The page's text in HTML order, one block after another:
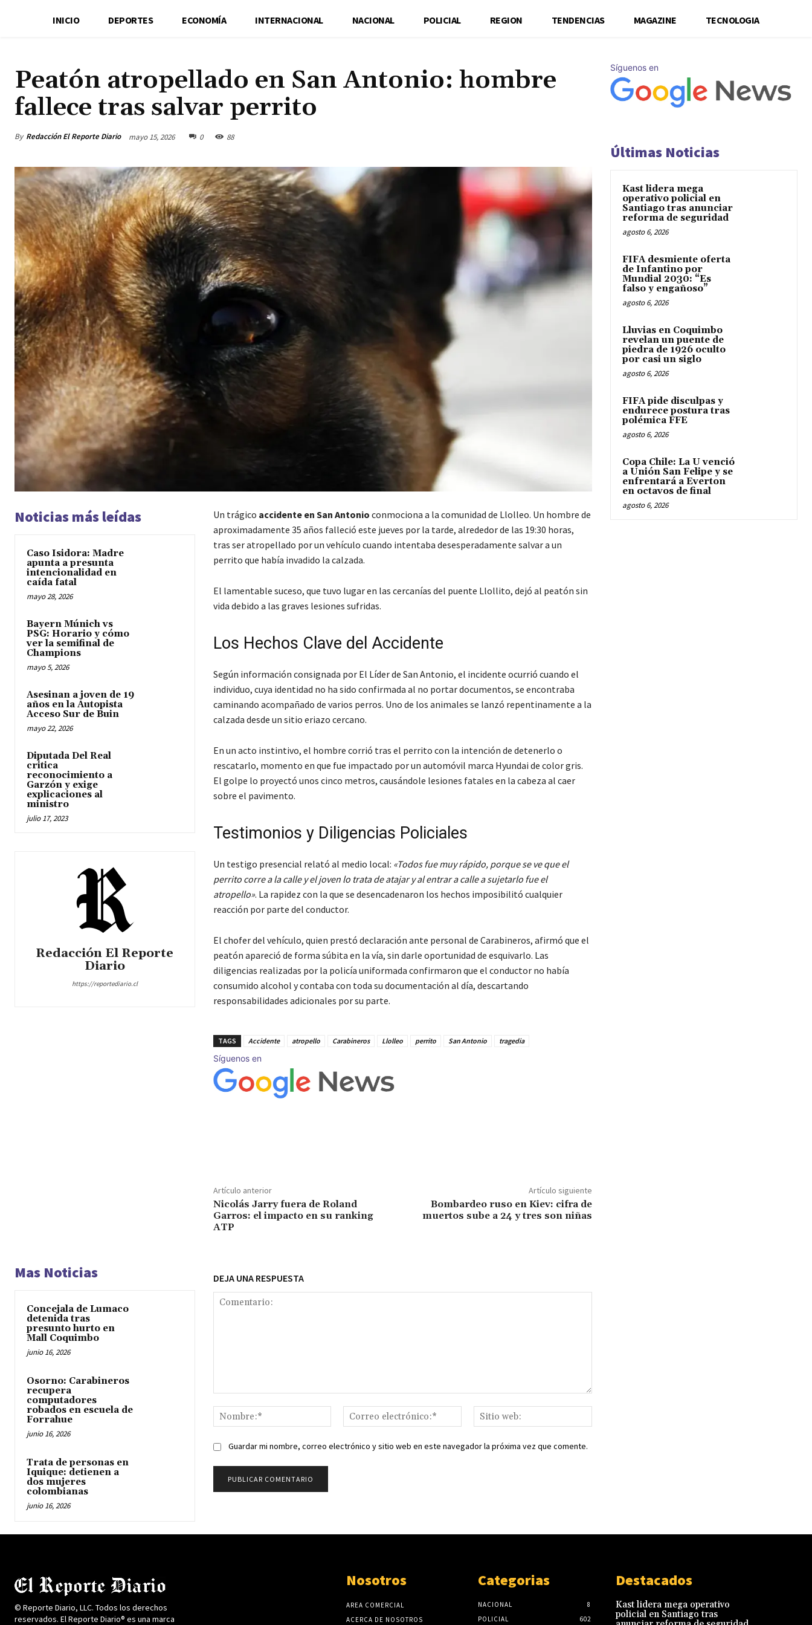
INICIO DEPORTES ECONOMÍA INTERNACIONAL NACIONAL POLICIAL REGION TENDENCIAS MAGAZINE TECNOLOGIA
Peatón atropellado en San Antonio: hombre
fallece tras salvar perrito
By Redacción El Reporte Diario mayo 15, 2026 0 88
Noticias más leídas
Caso Isidora: Madre
apunta a presunta
intencionalidad en
caída fatal
mayo 28, 2026
Bayern Múnich vs
PSG: Horario y cómo
ver la semifinal de
Champions
mayo 5, 2026
Asesinan a joven de 19
años en la Autopista
Acceso Sur de Buin
mayo 22, 2026
Diputada Del Real
critica
reconocimiento a
Garzón y exige
explicaciones al
ministro
julio 17, 2023
Redacción El Reporte
Diario
https://reportediario.cl
Un trágico accidente en San Antonio conmociona a la comunidad de Llolleo. Un hombre de
aproximadamente 35 años falleció este jueves por la tarde, alrededor de las 19:30 horas,
tras ser atropellado por un vehículo cuando intentaba desesperadamente salvar a un
perrito que había invadido la calzada.
El lamentable suceso, que tuvo lugar en las cercanías del puente Llollito, dejó al peatón sin
vida debido a las graves lesiones sufridas.
Los Hechos Clave del Accidente
Según información consignada por El Líder de San Antonio, el incidente ocurrió cuando el
individuo, cuya identidad no ha sido confirmada al no portar documentos, se encontraba
caminando acompañado de varios perros. Uno de los animales se lanzó repentinamente a la
calzada desde un sitio eriazo cercano.
En un acto instintivo, el hombre corrió tras el perrito con la intención de detenerlo o
rescatarlo, momento en que fue impactado por un automóvil marca Hyundai de color gris.
El golpe lo proyectó unos cinco metros, causándole lesiones fatales en la cabeza al caer
sobre el pavimento.
Testimonios y Diligencias Policiales
Un testigo presencial relató al medio local: «Todos fue muy rápido, porque se ve que el
perrito corre a la calle y el joven lo trata de atajar y al entrar a calle a sujetarlo fue el
atropello». La rapidez con la que se desencadenaron los hechos imposibilitó cualquier
reacción por parte del conductor.
El chofer del vehículo, quien prestó declaración ante personal de Carabineros, afirmó que el
peatón apareció de forma súbita en la vía, sin darle oportunidad de esquivarlo. Las
diligencias realizadas por la policía uniformada confirmaron que el conductor no había
consumido alcohol y contaba con toda su documentación al día, descartando
responsabilidades adicionales por su parte.
TAGS Accidente atropello Carabineros Llolleo perrito San Antonio tragedia
Síguenos en
Artículo anterior
Nicolás Jarry fuera de Roland
Garros: el impacto en su ranking
ATP
Artículo siguiente
Bombardeo ruso en Kiev: cifra de
muertos sube a 24 y tres son niñas
Mas Noticias
Concejala de Lumaco
detenida tras
presunto hurto en
Mall Coquimbo
junio 16, 2026
Osorno: Carabineros
recupera
computadores
robados en escuela de
Forrahue
junio 16, 2026
Trata de personas en
Iquique: detienen a
dos mujeres
colombianas
junio 16, 2026
DEJA UNA RESPUESTA
Nombre:*
Correo
electrónico:*
web:
Guardar mi nombre, correo electrónico y sitio web en este navegador la próxima vez que comente.
Síguenos en
Últimas Noticias
Kast lidera mega
operativo policial en
Santiago tras anunciar
reforma de seguridad
agosto 6, 2026
FIFA desmiente oferta
de Infantino por
Mundial 2030: “Es
falso y engañoso”
agosto 6, 2026
Lluvias en Coquimbo
revelan un puente de
piedra de 1926 oculto
por casi un siglo
agosto 6, 2026
FIFA pide disculpas y
endurece postura tras
polémica FFE
agosto 6, 2026
Copa Chile: La U venció
a Unión San Felipe y se
enfrentará a Everton
en octavos de final
agosto 6, 2026
© Reporte Diario, LLC. Todos los derechos
reservados. El Reporte Diario® es una marca
Nosotros
AREA COMERCIAL
ACERCA DE NOSOTROS
Categorias
NACIONAL
8
POLICIAL
602
Destacados
Kast lidera mega operativo
policial en Santiago tras